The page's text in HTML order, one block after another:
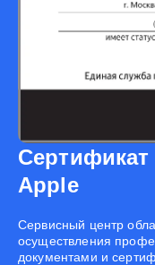
Apple
Cервисный центр
осуществления
документами и